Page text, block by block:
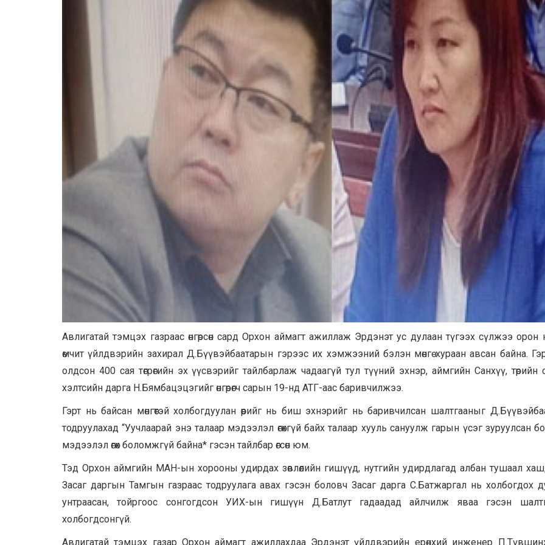
Авлигатай тэмцэх газраас өнгөрсөн сард Орхон аймагт ажиллаж Эрдэнэт ус дулаан түгээх сүлжээ орон
өмчит үйлдвэрийн захирал Д.Бүүвэйбаатарын гэрээс их хэмжээний бэлэн мөнгө хураан авсан байна.
олдсон 400 сая төгрөгийн эх үүсвэрийг тайлбарлаж чадаагүй тул түүний эхнэр, аймгийн Санхүү, төрийн
хэлтсийн дарга Н.Бямбацэцэгийг өнгөрөгч сарын 19-нд АТГ-аас баривчилжээ.
Гэрт нь байсан мөнгөтэй холбогдуулан өөрийг нь биш эхнэрийг нь баривчилсан шалтгааныг
тодруулахад “Уучлаарай энэ талаар мэдээлэл өгөхгүй байх талаар хууль сануулж гарын үсэг зуруулсан
мэдээлэл өгөх боломжгүй байна* гэсэн тайлбар өгсөн юм.
Тэд Орхон аймгийн МАН-ын хорооны удирдах зөвлөлийн гишүүд, нутгийн удирдлагад албан тушаал
Засаг даргын Тамгын газраас тодруулага авах гэсэн боловч Засаг дарга С.Батжаргал нь холбогдох
унтраасан, тойргоос сонгогдсон УИХ-ын гишүүн Д.Батлут гадаадад айлчилж яваа гэсэн
холбогдсонгүй.
Авлигатай тэмцэх газар Орхон аймагт ажиллахдаа Эрдэнэт үйлдвэрийн ерөнхий инженер